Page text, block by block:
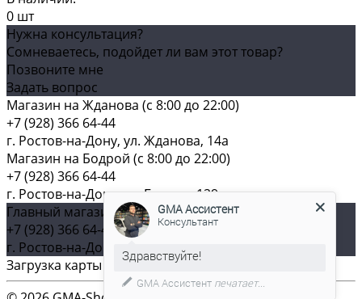
0 шт
Нужна консультация?
Сомневаетесь, подойдет ли вам этот товар?
Позвоните мне
Задать вопрос
Магазин на Жданова (c 8:00 до 22:00)
+7 (928) 366 64-44
г. Ростов-на-Дону, ул. Жданова, 14а
Магазин на Бодрой (c 8:00 до 22:00)
+7 (928) 366 64-44
г. Ростов-на-Дону, ул. Бодрая, 129
Главный магазин (c 8:00 до 22:00)
+7 (928) 366 64-44
г. Ростов-на-Дону, ул. Плиева, д. 61
Загрузка карты ...
GMA Ассистент
Консультант
GMA Ассистент печатает...